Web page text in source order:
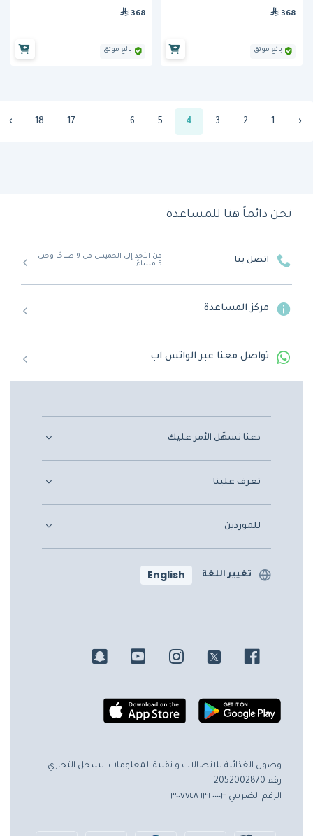
368
بائع موثق
368
بائع موثق
‹
1
2
3
4
5
6
...
17
18
›
نحن دائماً هنا للمساعدة
اتصل بنا
من الأحد إلى الخميس من 9 صباحًا وحتى
5 مساءً
مركز المساعدة
تواصل معنا عبر الواتس اب
دعنا نسهّل الأمر عليك
تعرف علينا
للموردين
تغيير اللغة English
وصول الغذائية للاتصالات و تقنية المعلومات السجل التجاري
رقم 2052002870
الرقم الضريبي ٣٠٠٧٧٤٨٦٣٢٠٠٠٠٣